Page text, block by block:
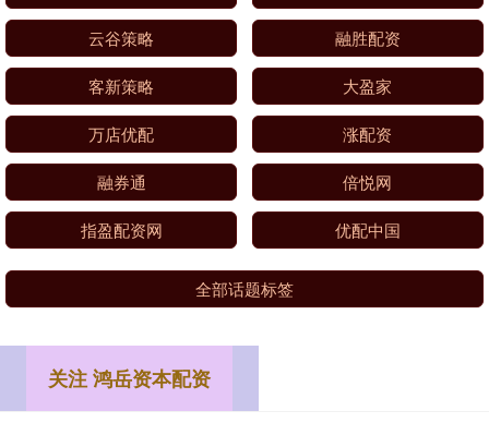
云谷策略 融胜配资
客新策略 大盈家
万店优配 涨配资
融券通 倍悦网
指盈配资网 优配中国
全部话题标签
关注 鸿岳资本配资